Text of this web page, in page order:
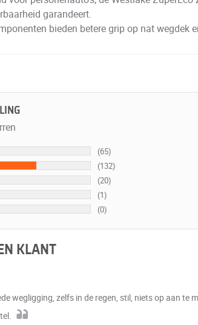
garandeert.
bieden betere grip op nat wegdek
(65)
(132)
(20)
(1)
(0)
KLANT
wegligging, zelfs in de regen, stil, niets op aan